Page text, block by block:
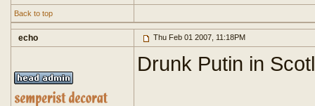
Back to top
echo Thu Feb 01 2007, 11:18PM
Drunk Putin in